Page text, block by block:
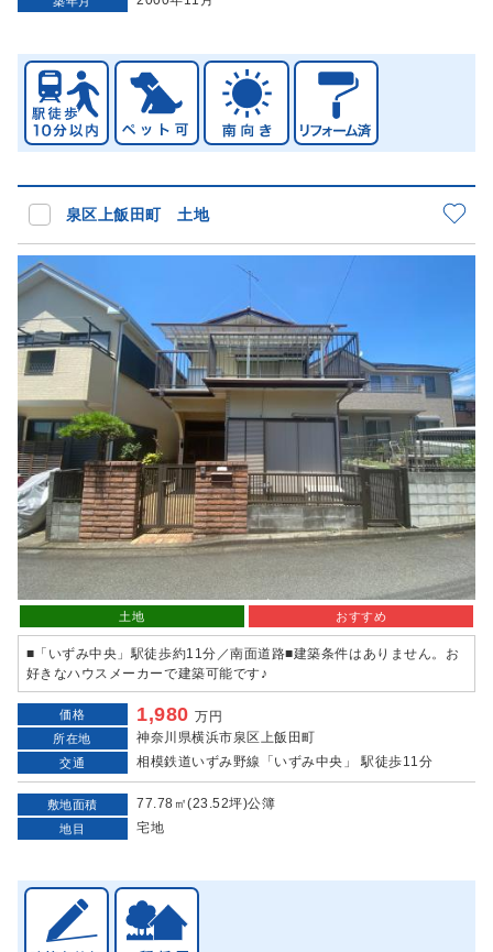
泉区上飯田町 土地
土地 おすすめ
■「いずみ中央」駅徒歩約11分／南面道路■建築条件はありません。お
好きなハウスメーカーで建築可能です♪
価格 1,980万円
所在地 神奈川県横浜市泉区上飯田町
交通 相模鉄道いずみ野線「いずみ中央」 駅徒歩11分
敷地面積 77.78㎡(23.52坪)公簿
地目 宅地